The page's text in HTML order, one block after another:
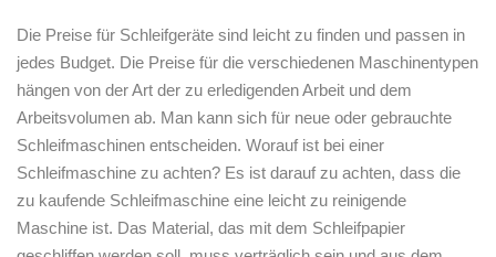
Die Preise für Schleifgeräte sind leicht zu finden und passen in
jedes Budget. Die Preise für die verschiedenen Maschinentypen
hängen von der Art der zu erledigenden Arbeit und dem
Arbeitsvolumen ab. Man kann sich für neue oder gebrauchte
Schleifmaschinen entscheiden. Worauf ist bei einer
Schleifmaschine zu achten? Es ist darauf zu achten, dass die
zu kaufende Schleifmaschine eine leicht zu reinigende
Maschine ist. Das Material, das mit dem Schleifpapier